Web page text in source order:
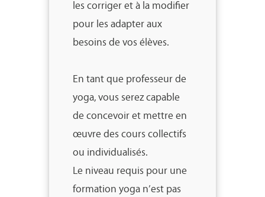
les corriger et à la modifier
pour les adapter aux
besoins de vos élèves.
En tant que professeur de
yoga, vous serez capable
de concevoir et mettre en
œuvre des cours collectifs
ou individualisés.
Le niveau requis pour une
formation yoga n’est pas